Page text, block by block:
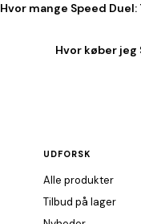
Hvor mange Speed
Hvor køber
UDFORSK
Alle produkter
Tilbud på lager